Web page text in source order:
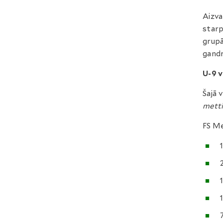
U-9
Šajā
FS